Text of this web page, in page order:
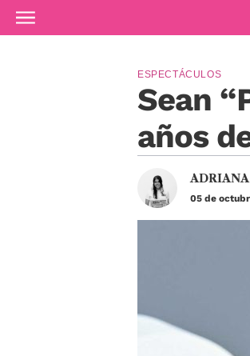
Ir al contenido principal
Sean
años
ESPECTÁCULOS
05 de